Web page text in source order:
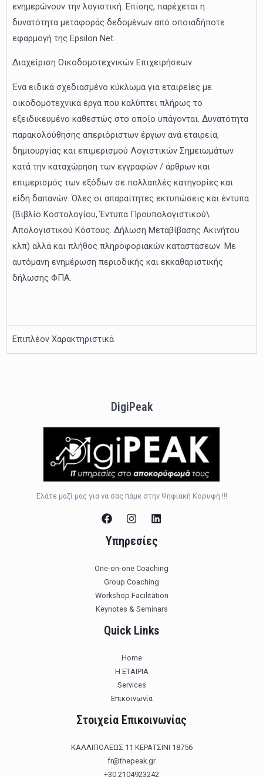
ενημερώνουν την λογιστική. Επίσης, παρέχεται η
δυνατότητα μεταφοράς δεδομένων από οποιαδήποτε
εφαρμογή της Epsilon Net.
Διαχείριση Οικοδομοτεχνικών Επιχειρήσεων
Ένα ειδικά σχεδιασμένο κύκλωμα για εταιρείες με
οικοδομοτεχνικά έργα που καλύπτει πλήρως το
εξειδικευμένο καθεστώς στο οποίο υπάγονται. Δυνατότητα
παρακολούθησης απεριόριστων έργων ανά εταιρεία,
δημιουργίας και επιμερισμού Λογιστικών Σημειωμάτων
κατά την καταχώρηση των εγγραφών / άρθρων και
επιμερισμός των εξόδων σε πολλαπλές κατηγορίες και
είδη δαπανών. Όλες οι απαραίτητες εκτυπώσεις και έντυπα
(Βιβλίο Κοστολογίου, Έντυπα Προϋπολογιστικού\
Απολογιστικού Κόστους. Δήλωση Μεταβίβασης Ακινήτου
κλπ) αλλά και πλήθος πληροφοριακών καταστάσεων. Με
αυτόμανη ενημέρωση περιοδικής και εκκαθαριστικής
δήλωσης ΦΠΑ.
Επιπλέον Χαρακτηριστικά
DigiPeak
Ελάτε μαζί μας για να σας πάμε στην Ψηφιακή Κορυφή !!!
Υπηρεσίες
One-on-one Coaching
Group Coaching
Workshop Facilitation
Keynotes & Seminars
Quick Links
Home
Η ΕΤΑΙΡΙΑ
Services
Επικοινωνία
Στοιχεία Επικοινωνίας
ΚΑΛΛΙΠΟΛΕΩΣ 11 ΚΕΡΑΤΣΙΝΙ 18756
fr@thepeak.gr
+30 2104923242